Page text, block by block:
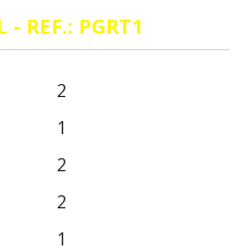
- REF.: PGRT1
2
1
2
2
1